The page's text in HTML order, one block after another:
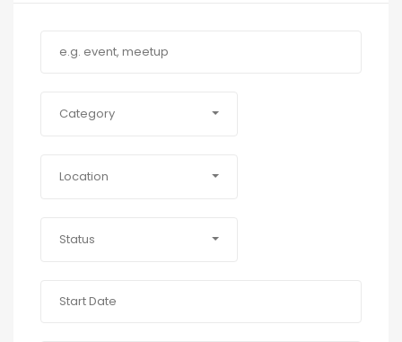
Category
Location
Status